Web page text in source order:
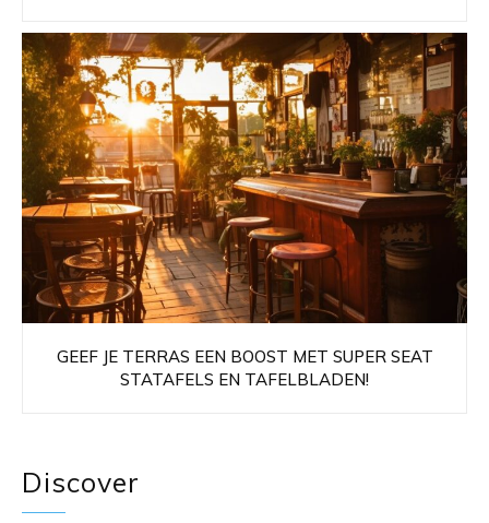
GEEF JE TERRAS EEN BOOST MET SUPER SEAT
STATAFELS EN TAFELBLADEN!
Discover